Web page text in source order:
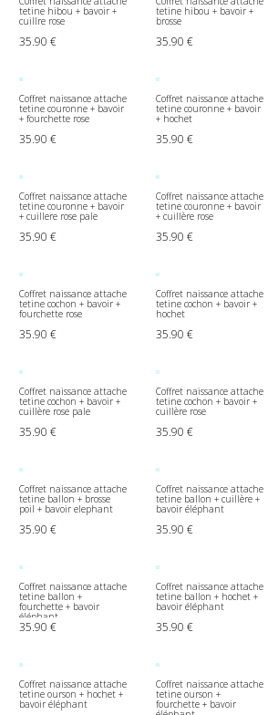
tetine hibou + bavoir +
cuillre rose
35.90€
tetine hibou + bavoir +
brosse
35.90 €
Coffret naissance attache
tetine couronne + bavoir
+ fourchette rose
35.90€
Coffret naissance attache
tetine couronne + bavoir
+ hochet
35.90 €
Coffret naissance attache
tetine couronne + bavoir
+ cuillere rose pale
35.90€
Coffret naissance attache
tetine couronne + bavoir
+ cuillère rose
35.90 €
Coffret naissance attache
tetine cochon + bavoir +
fourchette rose
35.90€
Coffret naissance attache
tetine cochon + bavoir +
hochet
35.90 €
Coffret naissance attache
tetine cochon + bavoir +
cuillère rose pale
35.90€
Coffret naissance attache
tetine cochon + bavoir +
cuillère rose
35.90 €
Coffret naissance attache
tetine ballon + brosse
poil + bavoir elephant
35.90€
Coffret naissance attache
tetine ballon + cuillère +
bavoir éléphant
35.90 €
Coffret naissance attache
tetine ballon +
fourchette + bavoir
éléphant
35.90€
Coffret naissance attache
tetine ballon + hochet +
bavoir éléphant
35.90 €
Coffret naissance attache
tetine ourson + hochet +
bavoir éléphant
Coffret naissance attache
tetine ourson +
fourchette + bavoir